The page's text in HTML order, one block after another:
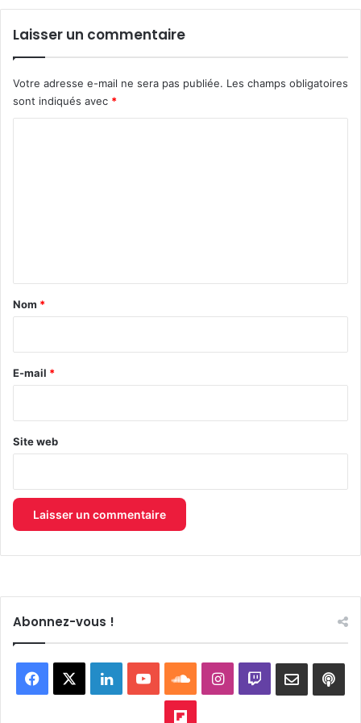
Laisser un commentaire
Votre adresse e-mail ne sera pas publiée. Les champs obligatoires
sont indiqués avec *
a
e
Nom *
E-mail *
Site web
Abonnez-vous !
Facebook LinkedinYouTubeSoundCloud
Instagram
Twitch
Flipboard